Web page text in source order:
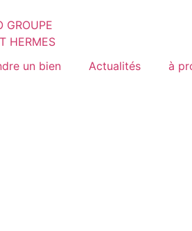
un bien Actualités à